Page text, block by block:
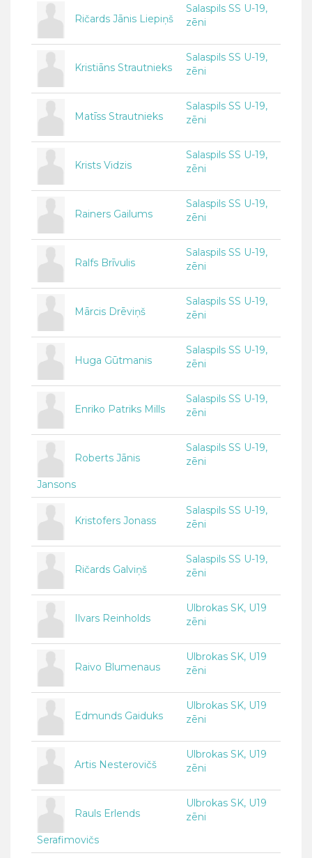
Ričards Jānis Liepiņš
Salaspils SS U-19,
zēni
Kristiāns Strautnieks
Salaspils SS U-19,
zēni
Matīss Strautnieks
Salaspils SS U-19,
zēni
Krists Vidzis
Salaspils SS U-19,
zēni
Rainers Gailums
Salaspils SS U-19,
zēni
Ralfs Brīvulis
Salaspils SS U-19,
zēni
Mārcis Drēviņš
Salaspils SS U-19,
zēni
Huga Gūtmanis
Salaspils SS U-19,
zēni
Enriko Patriks Mills
Salaspils SS U-19,
zēni
Roberts Jānis
Jansons
Salaspils SS U-19,
zēni
Kristofers Jonass
Salaspils SS U-19,
zēni
Ričards Galviņš
Salaspils SS U-19,
zēni
Ilvars Reinholds
Ulbrokas SK, U19
zēni
Raivo Blumenaus
Ulbrokas SK, U19
zēni
Edmunds Gaiduks
Ulbrokas SK, U19
zēni
Artis Nesterovičš
Ulbrokas SK, U19
zēni
Rauls Erlends
Serafimovičs
Ulbrokas SK, U19
zēni